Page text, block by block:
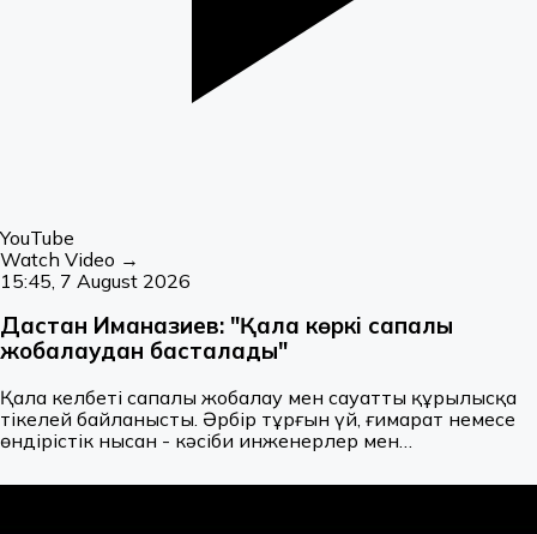
YouTube
Watch Video →
15:45, 7 August 2026
Дастан Иманғазиев: "Қала көркі сапалы
жобалаудан басталады"
Қала келбеті сапалы жобалау мен сауатты құрылысқа
тікелей байланысты. Әрбір тұрғын үй, ғимарат немесе
өндірістік нысан - кәсіби инженерлер мен
Осындай мамандардың бірі - жобалау және құрылыс